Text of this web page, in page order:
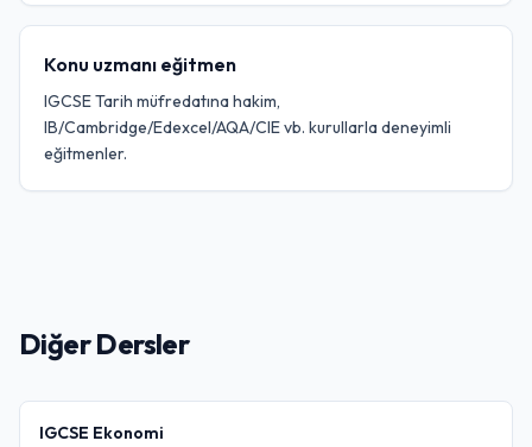
Konu uzmanı eğitmen
IGCSE Tarih müfredatına hakim,
IB/Cambridge/Edexcel/AQA/CIE vb. kurullarla deneyimli
eğitmenler.
Diğer Dersler
IGCSE Ekonomi